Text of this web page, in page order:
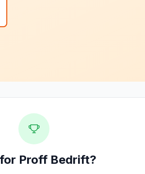
Proff Bedrift?